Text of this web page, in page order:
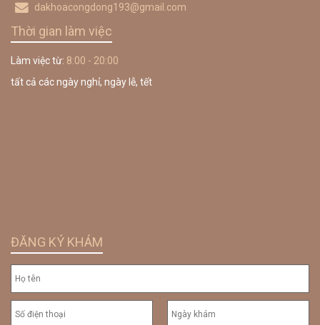
dakhoacongdong193@gmail.com
Thời gian làm việc
Làm việc từ: 8:00 - 20:00
tất cả các ngày nghỉ, ngày lễ, tết
ĐĂNG KÝ KHÁM